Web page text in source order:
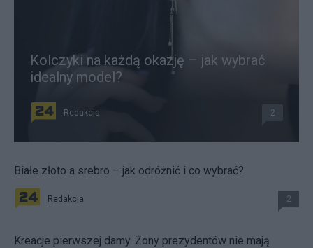
Kolczyki na każdą okazję – jak wybrać
idealny model?
Redakcja 2
Białe złoto a srebro – jak odróżnić i co wybrać?
Redakcja 2
Kreacje pierwszej damy. Żony prezydentów nie mają